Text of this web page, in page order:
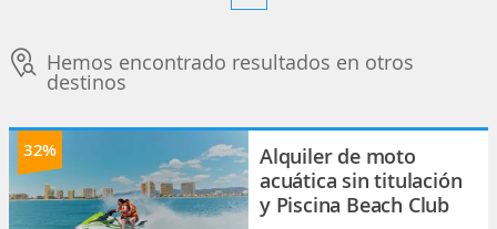
Hemos encontrado resultados en otros
destinos
32%
Alquiler de moto
acuática sin titulación
y Piscina Beach Club